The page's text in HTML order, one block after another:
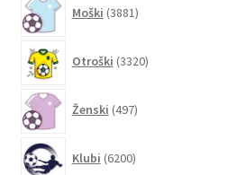
Moški 3881izdelkov
Otroški 3320izdelkov
Ženski 497izdelkov
Klubi 6200izdelkov